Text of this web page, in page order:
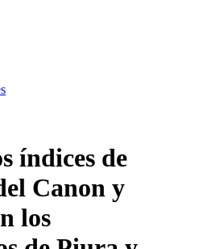
índices de
Canon y
los